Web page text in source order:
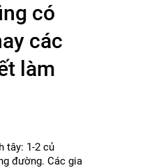
có
các
làm
tây: 1-2 củ
đường. Các gia